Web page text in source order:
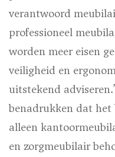
verantwoord
professioneel
worden meer eisen
veiligheid en
uitstekend
benadrukken dat het
alleen
en zorgmeubilair